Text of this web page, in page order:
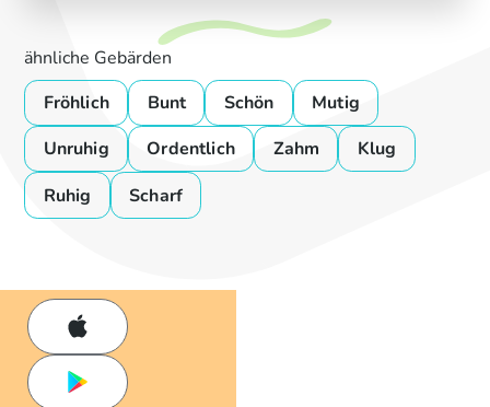
ähnliche Gebärden
Fröhlich
Bunt Schön
Mutig
Unruhig
Ordentlich Zahm
Klug
Ruhig
Scharf